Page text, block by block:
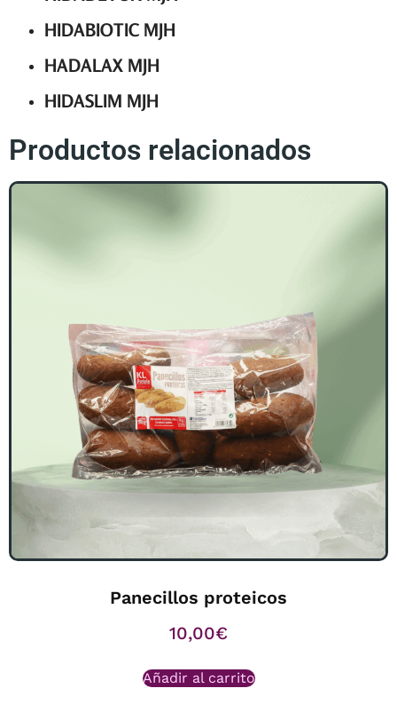
HIDABIOTIC MJH
HADALAX MJH
HIDASLIM MJH
Productos relacionados
Panecillos proteicos
10,00€
Añadir al carrito